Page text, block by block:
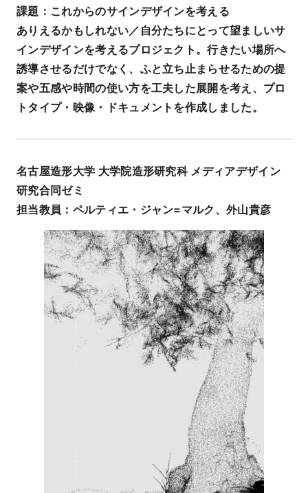
課題：これからのサインデザインを考える
ありえるかもしれない／自分たちにとって望ましいサ
インデザインを考えるプロジェクト。行きたい場所へ
誘導させるだけでなく、ふと立ち止まらせるための提
案や五感や時間の使い方を工夫した展開を考え、プロ
トタイプ・映像・ドキュメントを作成しました。
名古屋造形大学 大学院造形研究科メディアデザイン
研究合同ゼミ
担当教員：ペルティエ・ジャン=マルク、外山貴彦